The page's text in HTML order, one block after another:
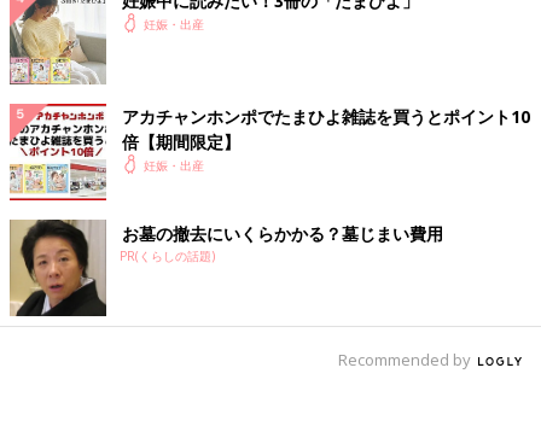
妊娠・出産
アカチャンホンポでたまひよ雑誌を買うとポイント10
倍【期間限定】
妊娠・出産
お墓の撤去にいくらかかる？墓じまい費用
PR(くらしの話題)
Recommended by